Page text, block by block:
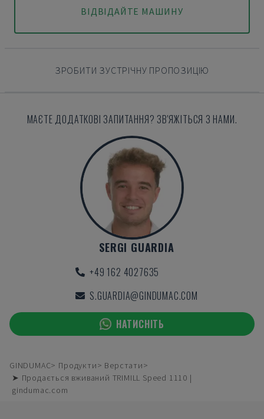
ВІДВІДАЙТЕ МАШИНУ
ЗРОБИТИ ЗУСТРІЧНУ ПРОПОЗИЦІЮ
МАЄТЕ ДОДАТКОВІ ЗАПИТАННЯ? ЗВ'ЯЖІТЬСЯ З НАМИ.
SERGI GUARDIA
+49 162 4027635
S.GUARDIA@GINDUMAC.COM
НАТИСНІТЬ
GINDUMAC Продукти
Верстати
➤ Продається вживаний TRIMILL Speed 1110 |
gindumac.com